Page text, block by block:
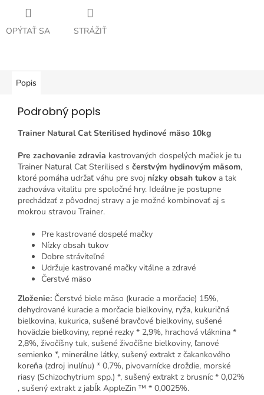
OPÝTAŤ SA STRÁŽIŤ
Popis
Podrobný popis
Trainer Natural Cat Sterilised hydinové mäso 10kg
Pre zachovanie zdravia kastrovaných dospelých mačiek je tu
Trainer Natural Cat Sterilised s čerstvým hydinovým mäsom,
ktoré pomáha udržať váhu pre svoj nízky obsah tukov a tak
zachováva vitalitu pre spoločné hry. Ideálne je postupne
prechádzať z pôvodnej stravy a je možné kombinovať aj s
mokrou stravou Trainer.
Pre kastrované dospelé mačky
Nízky obsah tukov
Dobre stráviteľné
Udržuje kastrované mačky vitálne a zdravé
Čerstvé mäso
Zloženie: Čerstvé biele mäso (kuracie a morčacie) 15%,
dehydrované kuracie a morčacie bielkoviny, ryža, kukuričná
bielkovina, kukurica, sušené bravčové bielkoviny, sušené
hovädzie bielkoviny, repné rezky * 2,9%, hrachová vláknina *
2,8%, živočíšny tuk, sušené živočíšne bielkoviny, ľanové
semienko *, minerálne látky, sušený extrakt z čakankového
koreňa (zdroj inulínu) * 0,7%, pivovarnícke droždie, morské
riasy (Schizochytrium spp.) *, sušený extrakt z brusníc * 0,02%
, sušený extrakt z jabĺk AppleZin ™ * 0,0025%.